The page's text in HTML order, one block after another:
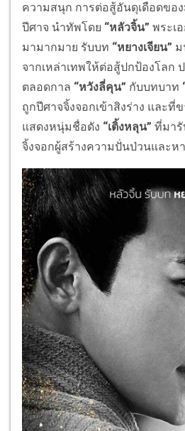
ความสนุก การต่อสู้อันดุเดือดขอ
ปีศาจ นำทัพโดย “หลัวจิ้น” พระเ
มามากมาย รับบท “หยางเจียน” ม
จากเหล่าเทพให้ต่อสู้ปกป้องโลก
ตลอดกาล “หวังลี่คุน” กับบทบาท
ถูกปีศาจจิ้งจอกเข้าสิงร่าง และที่
แสดงหนุ่มชื่อดัง “เติ้งหลุน” ที่มา
จิ้งจอกผู้สร้างความปั่นป่วนและห